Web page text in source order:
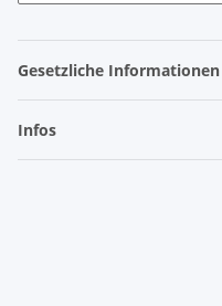
Gesetzliche Informationen
Infos